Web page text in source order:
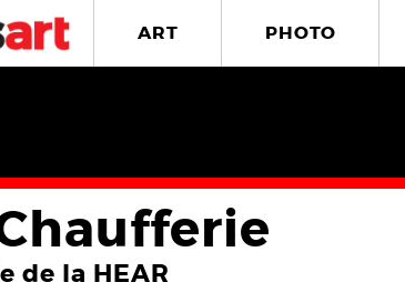
ART PHOTO
de la HEAR